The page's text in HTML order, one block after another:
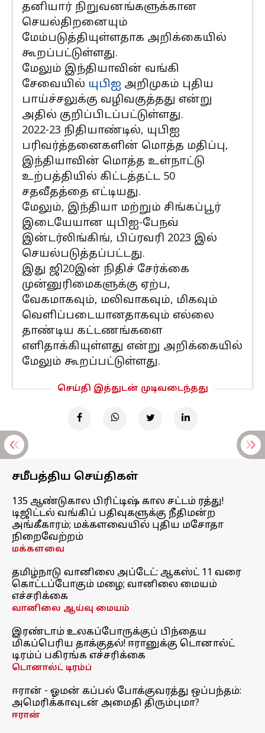
தனியார் நிறுவனங்களுக்கான
செயல்திறனையும்
மேம்படுத்தியுள்ளதாக அறிக்கையில்
கூறப்பட்டுள்ளது.
மேலும் இந்தியாவின் வங்கி
சேவையில் யுபிஐ அறிமுகம் புதிய
பாய்ச்சலுக்கு வழிவகுத்தது என்று
அதில் குறிப்பிடப்பட்டுள்ளது.
2022-23 நிதியாண்டில், யுபிஐ
பரிவர்த்தனைகளின் மொத்த மதிப்பு,
இந்தியாவின் மொத்த உள்நாட்டு
உற்பத்தியில் கிட்டத்தட்ட 50
சதவீதத்தை எட்டியது.
மேலும், இந்தியா மற்றும் சிங்கப்பூர்
இடையேயான யுபிஐ-பேநவ்
இன்டர்லிங்கிங், பிப்ரவரி 2023 இல்
செயல்படுத்தப்பட்டது.
இது ஜி20இன் நிதிச் சேர்க்கை
முன்னுரிமைகளுக்கு ஏற்ப,
வேகமாகவும், மலிவாகவும், மிகவும்
வெளிப்படையானதாகவும் எல்லை
தாண்டிய கட்டணங்களை
எளிதாக்கியுள்ளது என்று அறிக்கையில்
மேலும் கூறப்பட்டுள்ளது.
செய்தி இத்துடன் முடிவடைந்தது
சமீபத்திய செய்திகள்
135 ஆண்டுகால பிரிட்டிஷ் கால சட்டம் ரத்து!
டிஜிட்டல் வங்கிப் பதிவுகளுக்கு நீதிமன்ற
அங்கீகாரம்; மக்களவையில் புதிய மசோதா
நிறைவேற்றம்
மக்களவை
தமிழ்நாடு வானிலை அப்டேட்: ஆகஸ்ட் 11 வரை
கொட்டப்போகும் மழை; வானிலை மையம்
எச்சரிக்கை
வானிலை ஆய்வு மையம்
இரண்டாம் உலகப்போருக்குப் பிந்தைய
மிகப்பெரிய தாக்குதல்! ஈரானுக்கு டொனால்ட்
டிரம்ப் பகிரங்க எச்சரிக்கை
டொனால்ட் டிரம்ப்
ஈரான் - ஓமன் கப்பல் போக்குவரத்து ஒப்பந்தம்:
அமெரிக்காவுடன் அமைதி திரும்புமா?
ஈரான்